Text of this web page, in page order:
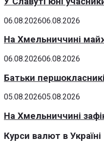
06.08.202606.08.2026
На Хмельниччині
06.08.202606.08.2026
Батьки
05.08.202605.08.2026
На Хмельниччині
Курси валют в Україні